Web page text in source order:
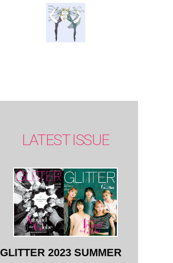
Muse
【GLITTER
2023
LATEST ISSUE
GLITTER 2023 SUMMER